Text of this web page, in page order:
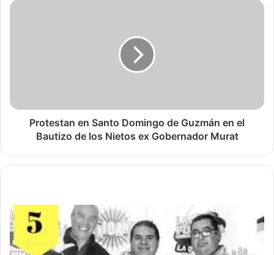
Protestan en Santo Domingo de Guzmán en el
Bautizo de los Nietos ex Gobernador Murat